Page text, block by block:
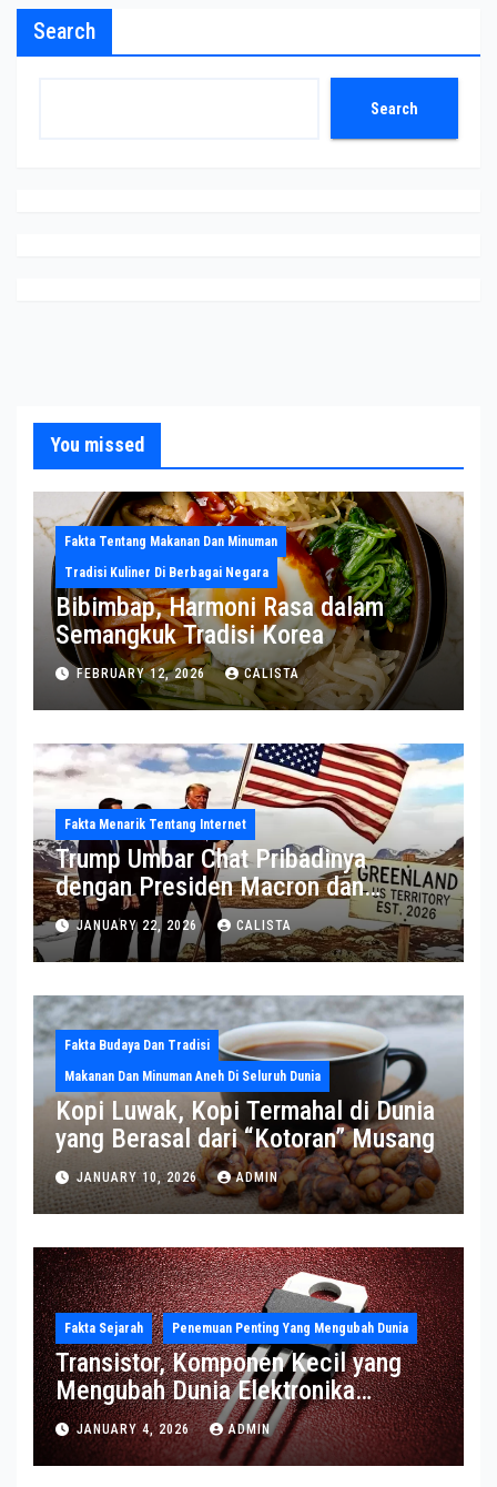
Search
Search
You missed
Fakta Tentang Makanan Dan Minuman
Tradisi Kuliner Di Berbagai Negara
Bibimbap, Harmoni Rasa dalam
Semangkuk Tradisi Korea
FEBRUARY 12, 2026 CALISTA
Fakta Menarik Tentang Internet
Trump Umbar Chat Pribadinya
dengan Presiden Macron dan
Sekjen NATO ke Medsos, Bahas Isu
Greenland
JANUARY 22, 2026 CALISTA
Fakta Budaya Dan Tradisi
Makanan Dan Minuman Aneh Di Seluruh Dunia
Kopi Luwak, Kopi Termahal di Dunia
yang Berasal dari “Kotoran” Musang
JANUARY 10, 2026 ADMIN
Fakta Sejarah Penemuan Penting Yang Mengubah Dunia
Transistor, Komponen Kecil yang
Mengubah Dunia Elektronika
Modern
JANUARY 4, 2026 ADMIN